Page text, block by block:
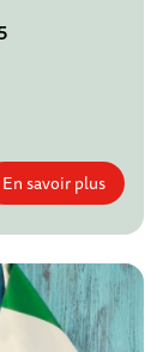
En savoir plus